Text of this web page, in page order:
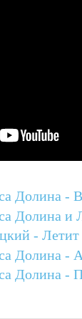
Долина -
Долина и
- Летит
Долина -
Долина -